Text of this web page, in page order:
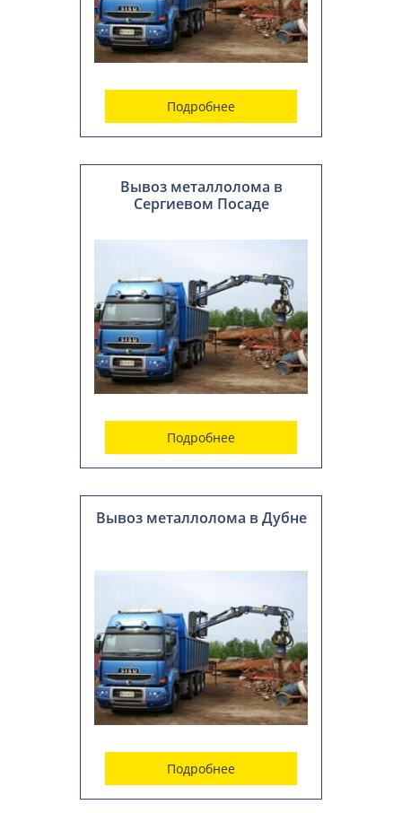
Подробнее
Вывоз металлолома в
Сергиевом Посаде
Подробнее
Вывоз металлолома в Дубне
Подробнее